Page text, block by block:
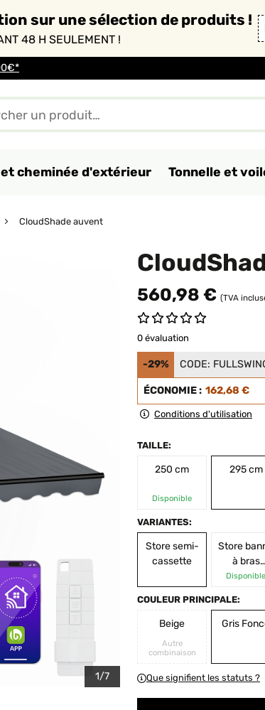
sur une sélection de produits !
48 H SEULEMENT !
cheminée d'extérieur Tonnelle et
CloudShade auvent
1/7
560,98 € (TVA
0 évaluation
-29% CODE:
ÉCONOMIE : 162,68 €
Conditions d'utilisation
TAILLE:
250 cm
Disponible
295 cm
VARIANTES:
Store semi-
cassette
Store
à bras
articulés
Disponible
COULEUR PRINCIPALE:
Beige
Autre
combinaison
Gris
Que signifient les statuts ?